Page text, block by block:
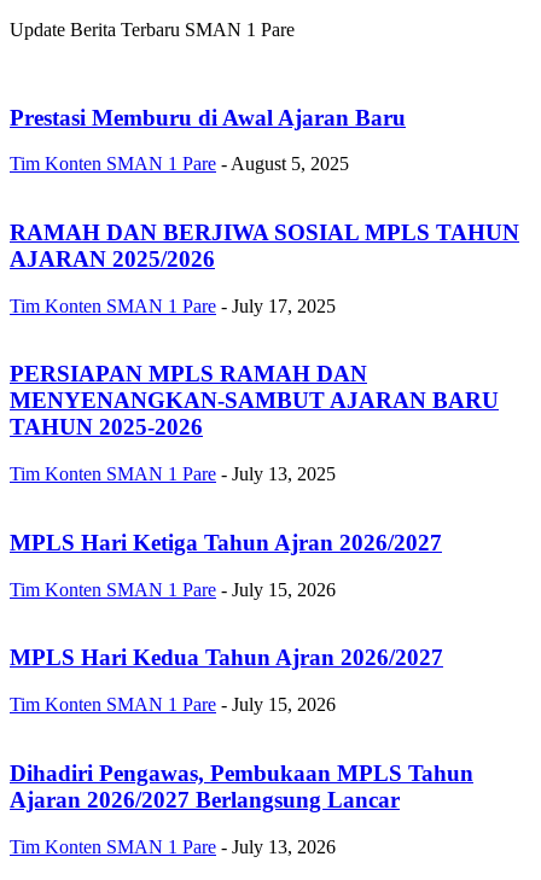
Update Berita Terbaru SMAN 1 Pare
Prestasi Memburu di Awal Ajaran Baru
Tim Konten SMAN 1 Pare - August 5, 2025
RAMAH DAN BERJIWA SOSIAL MPLS TAHUN
AJARAN 2025/2026
Tim Konten SMAN 1 Pare - July 17, 2025
PERSIAPAN MPLS RAMAH DAN
MENYENANGKAN-SAMBUT AJARAN BARU
TAHUN 2025-2026
Tim Konten SMAN 1 Pare - July 13, 2025
MPLS Hari Ketiga Tahun Ajran 2026/2027
Tim Konten SMAN 1 Pare - July 15, 2026
MPLS Hari Kedua Tahun Ajran 2026/2027
Tim Konten SMAN 1 Pare - July 15, 2026
Dihadiri Pengawas, Pembukaan MPLS Tahun
Ajaran 2026/2027 Berlangsung Lancar
Tim Konten SMAN 1 Pare - July 13, 2026